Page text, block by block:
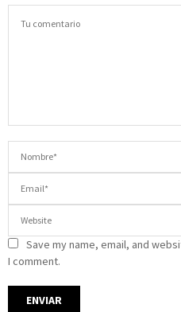
Save my name, email, and
I comment.